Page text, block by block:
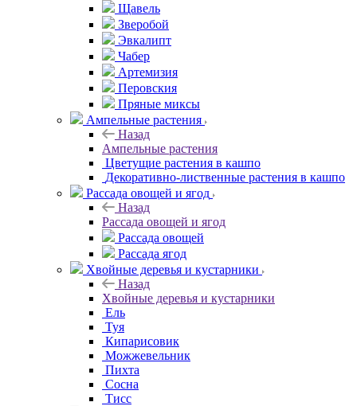
Щавель
Зверобой
Эвкалипт
Чабер
Артемизия
Перовския
Пряные миксы
Ампельные растения
Назад
Ампельные растения
Цветущие растения в кашпо
Декоративно-лиственные растения в кашпо
Рассада овощей и ягод
Назад
Рассада овощей и ягод
Рассада овощей
Рассада ягод
Хвойные деревья и кустарники
Назад
Хвойные деревья и кустарники
Ель
Туя
Кипарисовик
Можжевельник
Пихта
Сосна
Тисc